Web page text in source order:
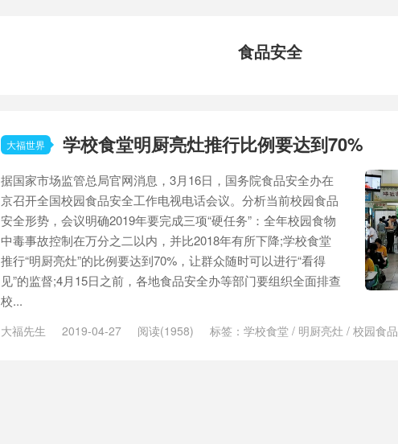
食品安全
大福世界 学校食堂明厨亮灶推行比例要达到70%
据国家市场监管总局官网消息，3月16日，国务院食品安全办在
京召开全国校园食品安全工作电视电话会议。分析当前校园食品
安全形势，会议明确2019年要完成三项“硬任务”：全年校园食物
中毒事故控制在万分之二以内，并比2018年有所下降;学校食堂
推行“明厨亮灶”的比例要达到70%，让群众随时可以进行“看得
见”的监督;4月15日之前，各地食品安全办等部门要组织全面排查
校...
大福先生 2019-04-27 阅读(1958) 标签： 学校食堂 / 明厨亮灶 / 校园食品